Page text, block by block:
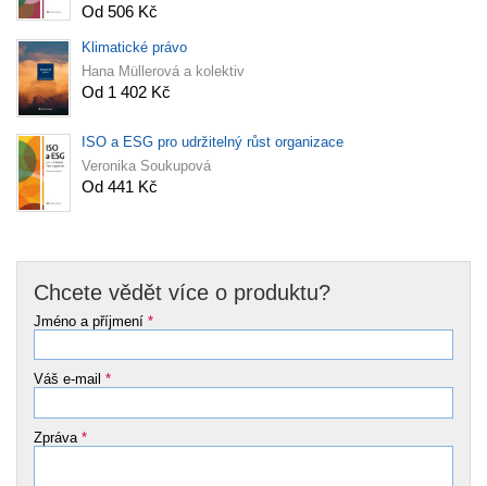
Od 506 Kč
Klimatické právo
Hana Müllerová a kolektiv
Od 1 402 Kč
ISO a ESG pro udržitelný růst organizace
Veronika Soukupová
Od 441 Kč
Chcete vědět více o produktu?
Jméno a příjmení *
Váš e-mail *
Zpráva *